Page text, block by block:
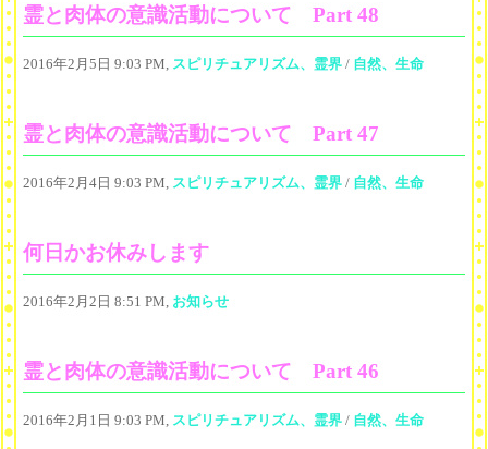
霊と肉体の意識活動について Part 48
2016年2月5日 9:03 PM, スピリチュアリズム、霊界 / 自然、生命
霊と肉体の意識活動について Part 47
2016年2月4日 9:03 PM, スピリチュアリズム、霊界 / 自然、生命
何日かお休みします
2016年2月2日 8:51 PM, お知らせ
霊と肉体の意識活動について Part 46
2016年2月1日 9:03 PM, スピリチュアリズム、霊界 / 自然、生命